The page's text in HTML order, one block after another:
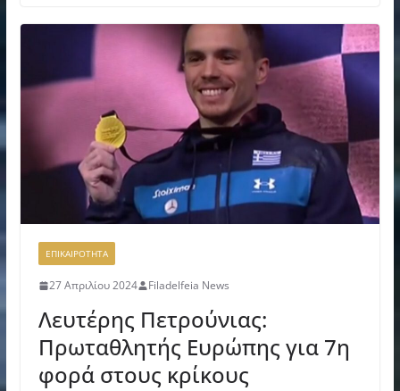
ΕΠΙΚΑΙΡΟΤΗΤΑ
27 Απριλίου 2024 Filadelfeia News
Λευτέρης Πετρούνιας:
Πρωταθλητής Ευρώπης για 7η
φορά στους κρίκους